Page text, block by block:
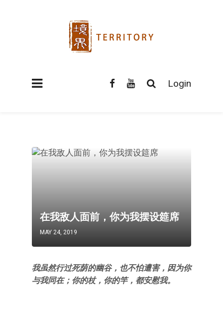
Login
在我敌人面前，你为我摆设筵席
MAY 24, 2019
我虽然行过死荫的幽谷，也不怕遭害，因为你
与我同在；你的杖，你的竿，都安慰我。